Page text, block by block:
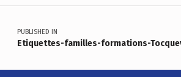
Navigation de l’article
PUBLISHED IN
Etiquettes-familles-formations-